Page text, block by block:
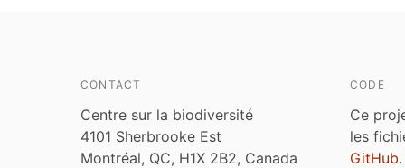
CONTACT
Centre sur la biodiversité
4101 Sherbrooke Est
Montréal, QC, H1X 2B2, Canada
CODE
Ce
les
GitHub.